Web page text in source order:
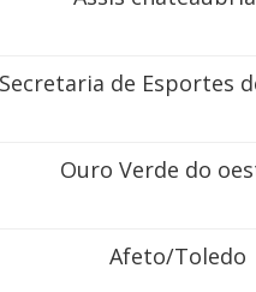
Secretaria de Esportes
Ouro Verde do
Afeto/Toledo